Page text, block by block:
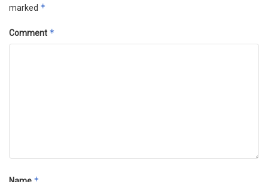
marked *
Comment *